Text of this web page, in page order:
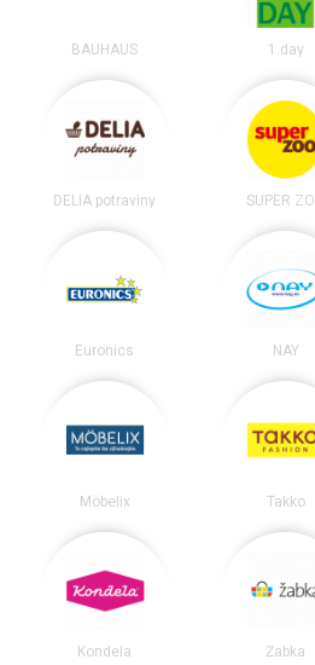
BAUHAUS 1.day
DELIA potraviny SUPER
Euronics NAY
Möbelix Takko
Kondela Žabka